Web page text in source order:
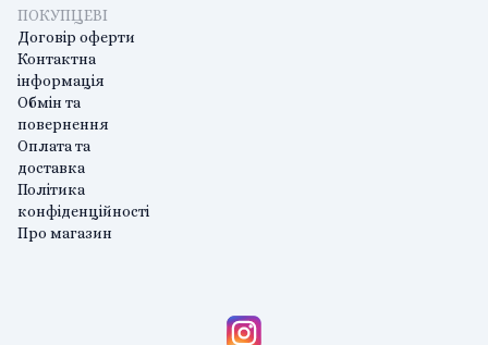
ПОКУПЦЕВІ
Договір оферти
Контактна
інформація
Обмін та
повернення
Оплата та
доставка
Політика
конфіденційності
Про магазин